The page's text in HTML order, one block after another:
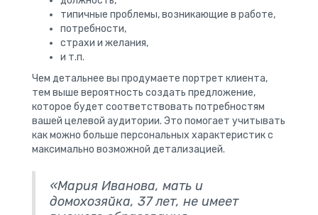
типичные проблемы, возникающие в работе,
потребности,
страхи и желания,
и т.п.
Чем детальнее вы продумаете портрет клиента,
тем выше вероятность создать предложение,
которое будет соответствовать потребностям
вашей целевой аудитории. Это помогает учитывать
как можно больше персональных характеристик с
максимально возможной детализацией.
«Мария Иванова, мать и
домохозяйка, 37 лет, не имеет